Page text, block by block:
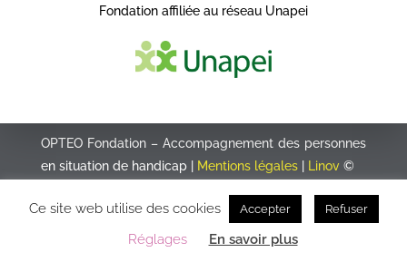
Fondation affiliée au réseau Unapei
OPTEO Fondation – Accompagnement des personnes
en situation de handicap |
Mentions légales| Linov ©
Ce site web utilise des cookies Accepter Refuser
Réglages En savoir plus